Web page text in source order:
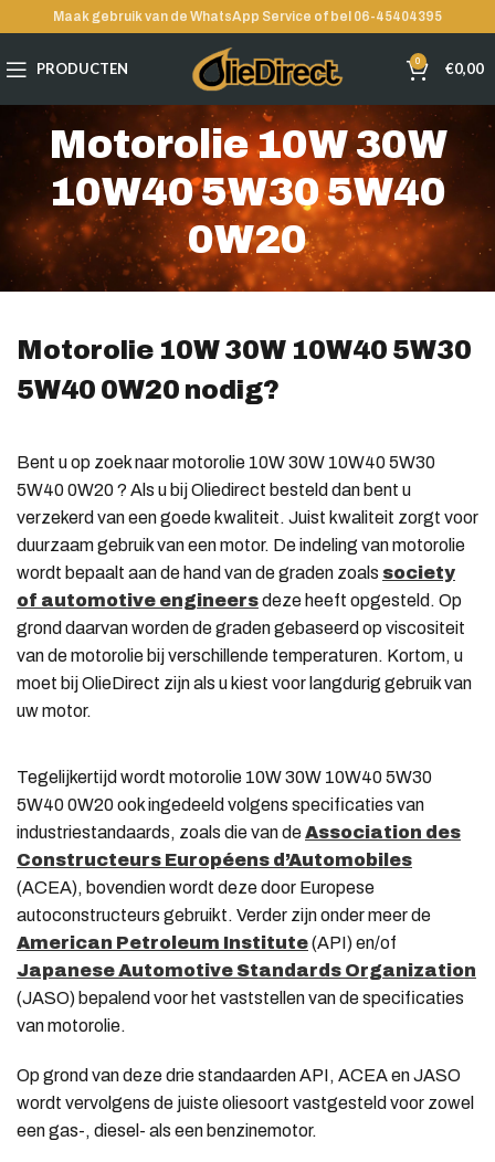
Maak gebruik van de WhatsApp Service of bel 06-45404395
PRODUCTEN 0 €0,00
Motorolie 10W 30W
10W40 5W30 5W40
0W20
Motorolie 10W 30W 10W40 5W30
5W40 0W20 nodig?
Bent u op zoek naar motorolie 10W 30W 10W40 5W30
5W40 0W20 ? Als u bij Oliedirect besteld dan bent u
verzekerd van een goede kwaliteit. Juist kwaliteit zorgt voor
duurzaam gebruik van een motor. De indeling van motorolie
wordt bepaalt aan de hand van de graden zoals society
of automotive engineersdeze heeft opgesteld. Op
grond daarvan worden de graden gebaseerd op viscositeit
van de motorolie bij verschillende temperaturen. Kortom, u
moet bij OlieDirect zijn als u kiest voor langdurig gebruik van
uw motor.
Tegelijkertijd wordt motorolie 10W 30W 10W40 5W30
5W40 0W20 ook ingedeeld volgens specificaties van
industriestandaards, zoals die van deAssociation des
Constructeurs Européens d’Automobiles
(ACEA), bovendien wordt deze door Europese
autoconstructeurs gebruikt. Verder zijn onder meer de
American Petroleum Institute(API)en/of
Japanese Automotive Standards Organization
(JASO) bepalend voor het vaststellen van de specificaties
van motorolie.
Op grond van deze drie standaarden API, ACEA en JASO
wordt vervolgens de juiste oliesoort vastgesteld voor zowel
een gas-, diesel- als een benzinemotor.